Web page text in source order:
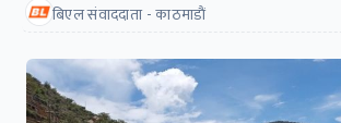
बिएल संवाददाता - काठमाडाैं